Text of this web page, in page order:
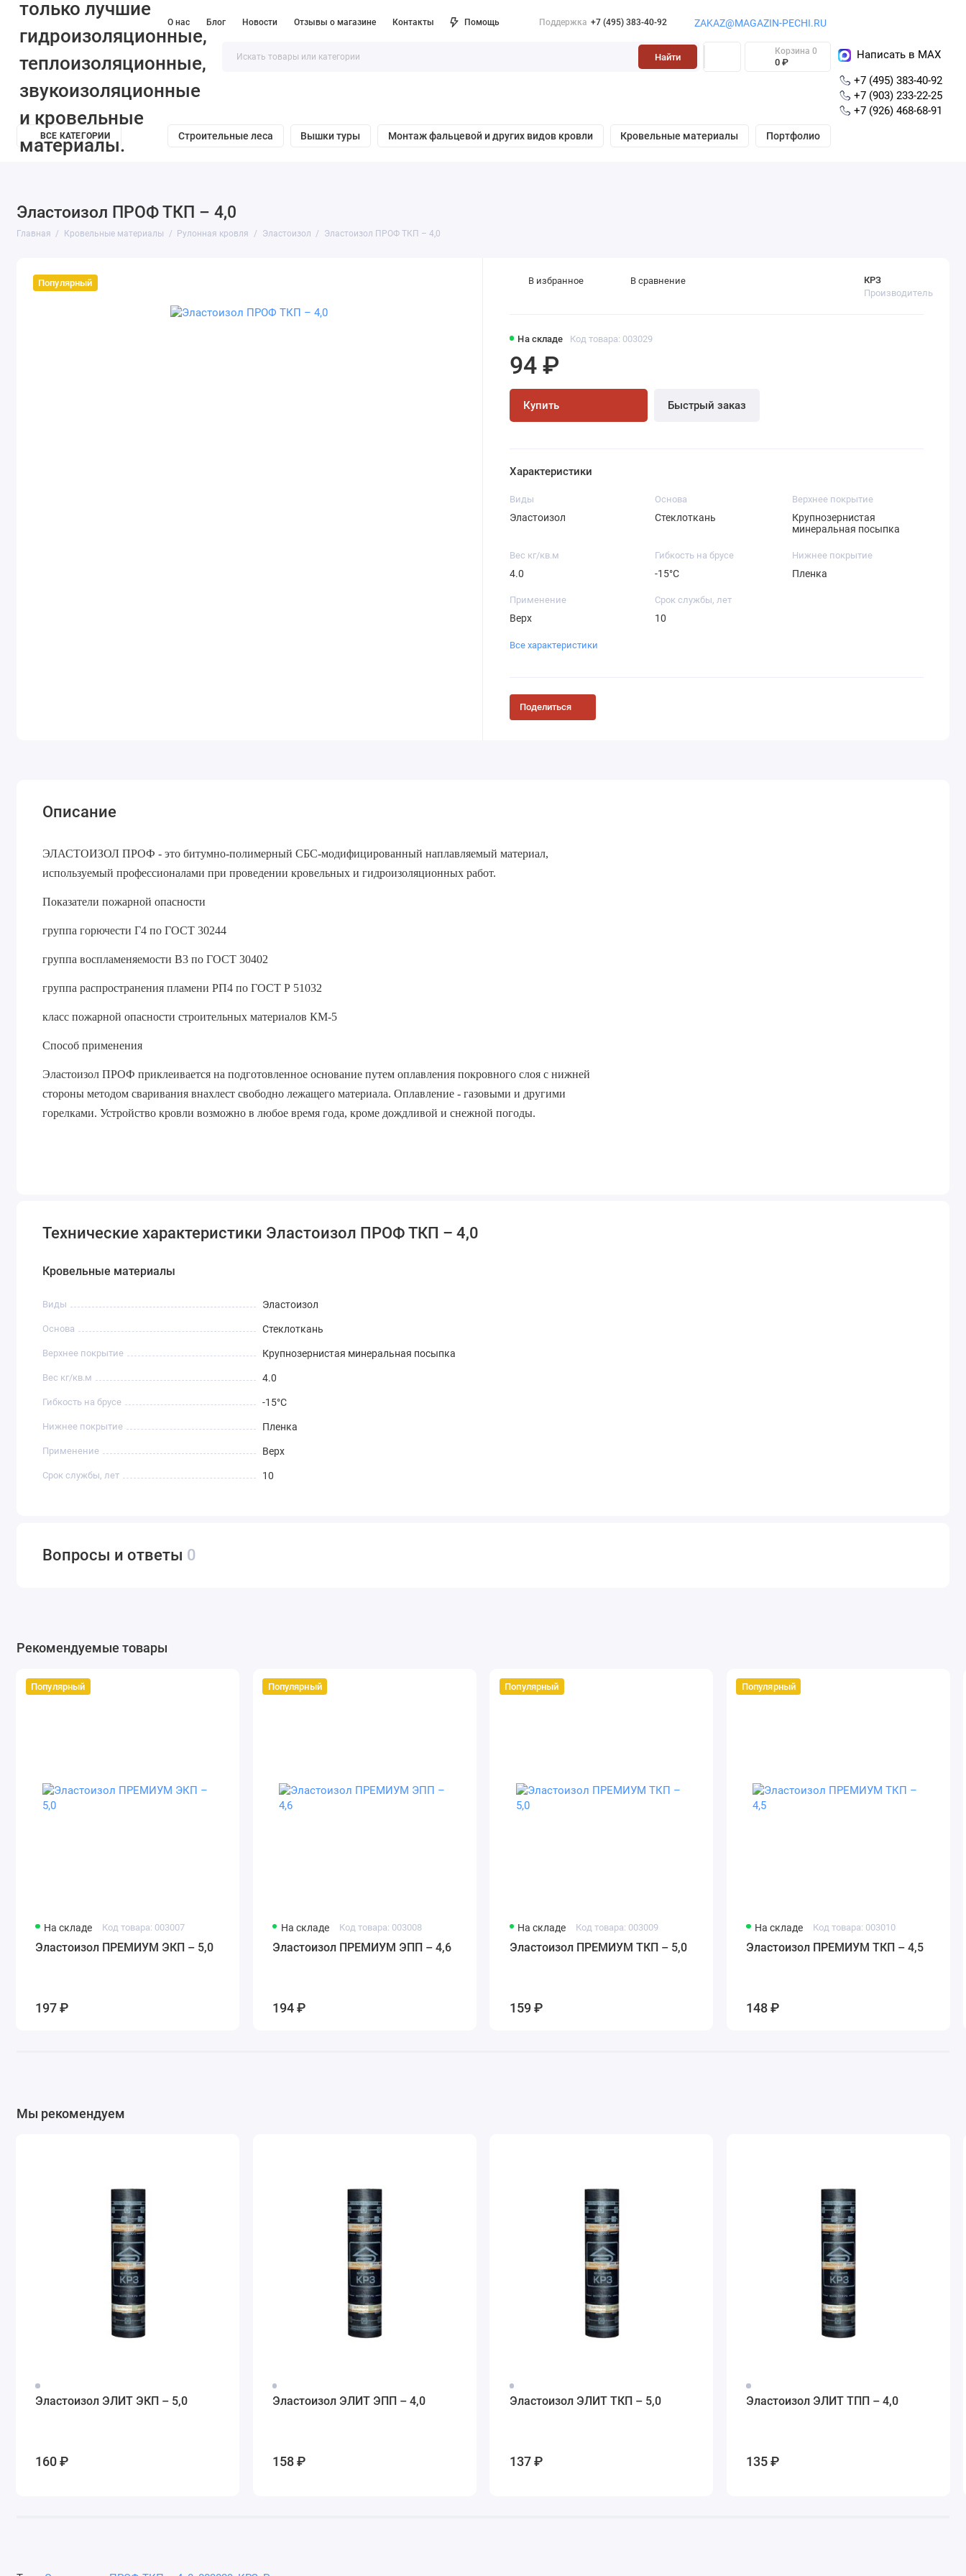
О нас Блог Новости Отзывы о магазине Контакты Помощь Поддержка +7 (495) 383-40-92 ZAKAZ@MAGAZIN-PECHI.RU
Найти
Корзина 0
0 ₽
Написать в MAX
+7 (495) 383-40-92
+7 (903) 233-22-25
+7 (926) 468-68-91
ВСЕ КАТЕГОРИИ Строительные леса Вышки туры Монтаж фальцевой и других видов кровли Кровельные материалы Портфолио
Эластоизол ПРОФ ТКП – 4,0
Главная Кровельные материалы Рулонная кровля Эластоизол Эластоизол ПРОФ ТКП – 4,0
Популярный
На складе Код товара: 003029
КРЗ
Производитель
94 ₽
Купить Быстрый заказ
В избранное В сравнение
Характеристики
Виды
Эластоизол
Основа
Стеклоткань
Верхнее покрытие
Крупнозернистая
минеральная посыпка
Вес кг/кв.м
4.0
Гибкость на брусе
-15°С
Нижнее покрытие
Пленка
Применение
Верх
Срок службы, лет
10
Все характеристики
Поделиться
Описание
ЭЛАСТОИЗОЛ ПРОФ - это битумно-полимерный СБС-модифицированный наплавляемый материал,
используемый профессионалами при проведении кровельных и гидроизоляционных работ.
Показатели пожарной опасности
группа горючести Г4 по ГОСТ 30244
группа воспламеняемости B3 по ГОСТ 30402
группа распространения пламени РП4 по ГОСТ Р 51032
класс пожарной опасности строительных материалов КМ-5
Способ применения
Эластоизол ПРОФ приклеивается на подготовленное основание путем оплавления покровного слоя с нижней
стороны методом сваривания внахлест свободно лежащего материала. Оплавление - газовыми и другими
горелками. Устройство кровли возможно в любое время года, кроме дождливой и снежной погоды.
Технические характеристики Эластоизол ПРОФ ТКП – 4,0
Кровельные материалы
Виды Эластоизол
Основа Стеклоткань
Верхнее покрытие Крупнозернистая минеральная посыпка
Вес кг/кв.м 4.0
Гибкость на брусе -15°С
Нижнее покрытие Пленка
Применение Верх
Срок службы, лет 10
Вопросы и ответы 0
Рекомендуемые товары
Популярный
На складе Код товара: 003007
Эластоизол ПРЕМИУМ ЭКП – 5,0
197 ₽
Популярный
На складе Код товара: 003008
Эластоизол ПРЕМИУМ ЭПП – 4,6
194 ₽
Популярный
На складе Код товара: 003009
Эластоизол ПРЕМИУМ ТКП – 5,0
159 ₽
Популярный
На складе Код товара: 003010
Эластоизол ПРЕМИУМ ТКП – 4,5
148 ₽
Мы рекомендуем
Эластоизол ЭЛИТ ЭКП – 5,0
160 ₽
Эластоизол ЭЛИТ ЭПП – 4,0
158 ₽
Эластоизол ЭЛИТ ТКП – 5,0
137 ₽
Эластоизол ЭЛИТ ТПП – 4,0
135 ₽